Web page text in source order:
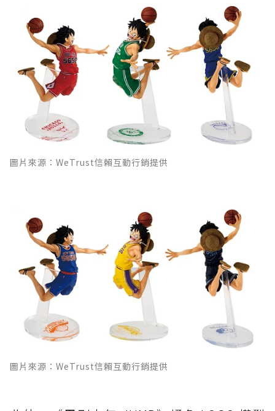
圖片來源：WeTrust信賴互動行銷提供
圖片來源：WeTrust信賴互動行銷提供